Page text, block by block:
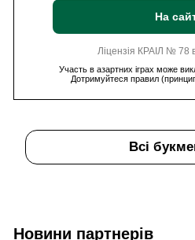
На
Ліцензія КРАІЛ № 78
Участь в азартних іграх може
Дотримуйтеся правил
Всі